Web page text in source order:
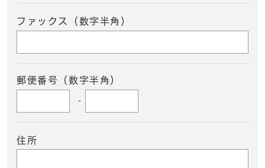
ファックス（数字半角）
郵便番号（数字半角）
-
住所